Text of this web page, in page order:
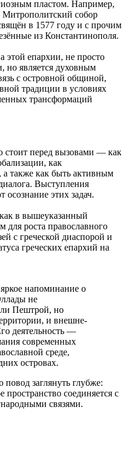
пластом. Например,
собор
в 1577 году и с прочим
из Константинополя.
этой епархии, не просто
но является духовным
с островной общиной,
традиции в условиях
трансформаций
стоит перед вызовами — как
как
а также как быть активным
Выступления
этих задач.
в вышеуказанный
для роста православного
с греческой диаспорой и
греческих епархий на
напоминание о
не
Пештрой, но
и внешне-
деятельность —
современных
среде,
островах.
повод заглянуть глубже:
пространство соединяется с
связями.